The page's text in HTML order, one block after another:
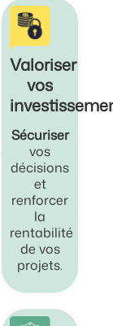
Valoriser
vos
Sécuriser
vos
décisions
et
renforcer
la
rentabilité
de vos
projets.